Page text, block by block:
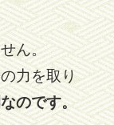
ん。
力を取り
のです。